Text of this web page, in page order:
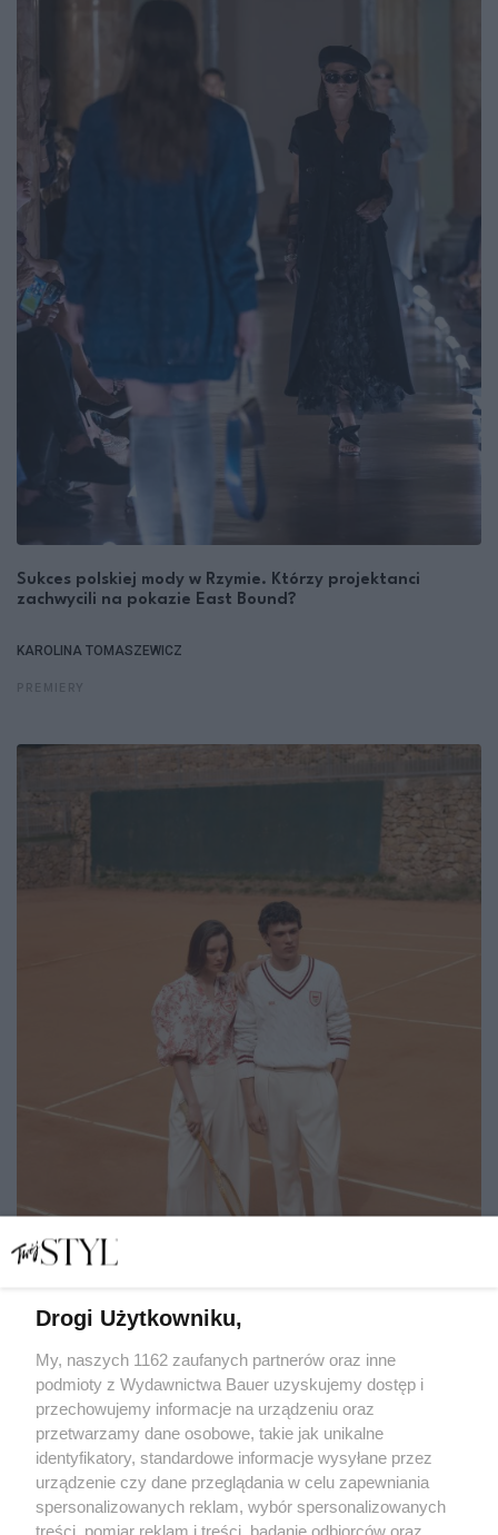
Sukces polskiej mody w Rzymie. Którzy projektanci
zachwycili na pokazie East Bound?
KAROLINA TOMASZEWICZ
Olimpijskie w Paryżu. Wśród nich polski akcent
ALEKSANDRA KINTOP
PREMIERY
Drogi Użytkowniku,
My, naszych 1162 zaufanych partnerów oraz inne
podmioty z Wydawnictwa Bauer uzyskujemy dostęp i
przechowujemy informacje na urządzeniu oraz
przetwarzamy dane osobowe, takie jak unikalne
identyfikatory, standardowe informacje wysyłane przez
urządzenie czy dane przeglądania w celu zapewniania
spersonalizowanych reklam, wybór spersonalizowanych
treści, pomiar reklam i treści, badanie odbiorców oraz